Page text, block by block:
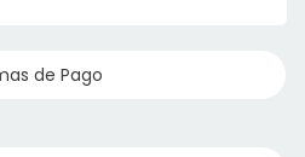
de Pago